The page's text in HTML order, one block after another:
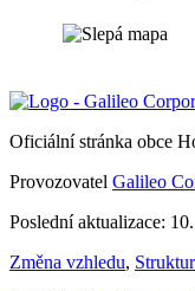
Oficiální stránka obce
Provozovatel Galileo
Poslední aktualizace:
Změna vzhledu,